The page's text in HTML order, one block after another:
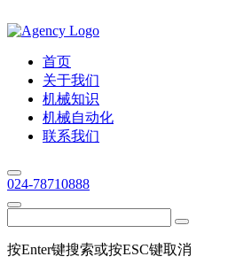
首页
关于我们
机械知识
机械自动化
联系我们
024-78710888
按Enter键搜索或按ESC键取消